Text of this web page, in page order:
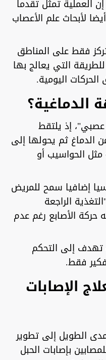
العملية تمثل تقدما
لأبحاث علم الأعصاب
فقط على المناطق
التي يعالج بها
اليومية.
الدماغية؟
عصبي"، إذ يلتقط
الدماغ ثم يحولها إلى
الحواسيب أو
إضافيا سمح للمريض
الراجعة
الأصابع رغم عدم
تهدف إلى التحكم
فقط.
الإصابات
الطويل إلى تطوير
بإصابات الحبل